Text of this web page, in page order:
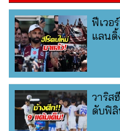
ฟีเวอ
แลนดิ้
วาริส
ดับฟิ